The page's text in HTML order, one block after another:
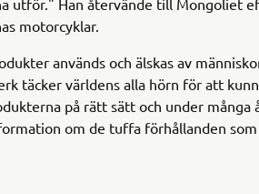
utför." Han återvände till Mongoliet
motorcyklar.
används och älskas av
täcker världens alla hörn för att
på rätt sätt och under
om de tuffa förhållanden